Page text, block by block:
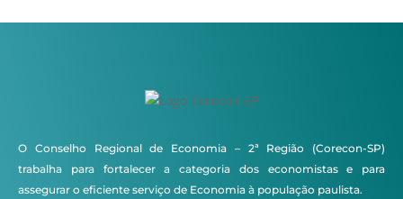
O Conselho Regional de Economia – 2ª Região (Corecon-SP)
trabalha para fortalecer a categoria dos economistas e para
assegurar o eficiente serviço de Economia à população paulista.